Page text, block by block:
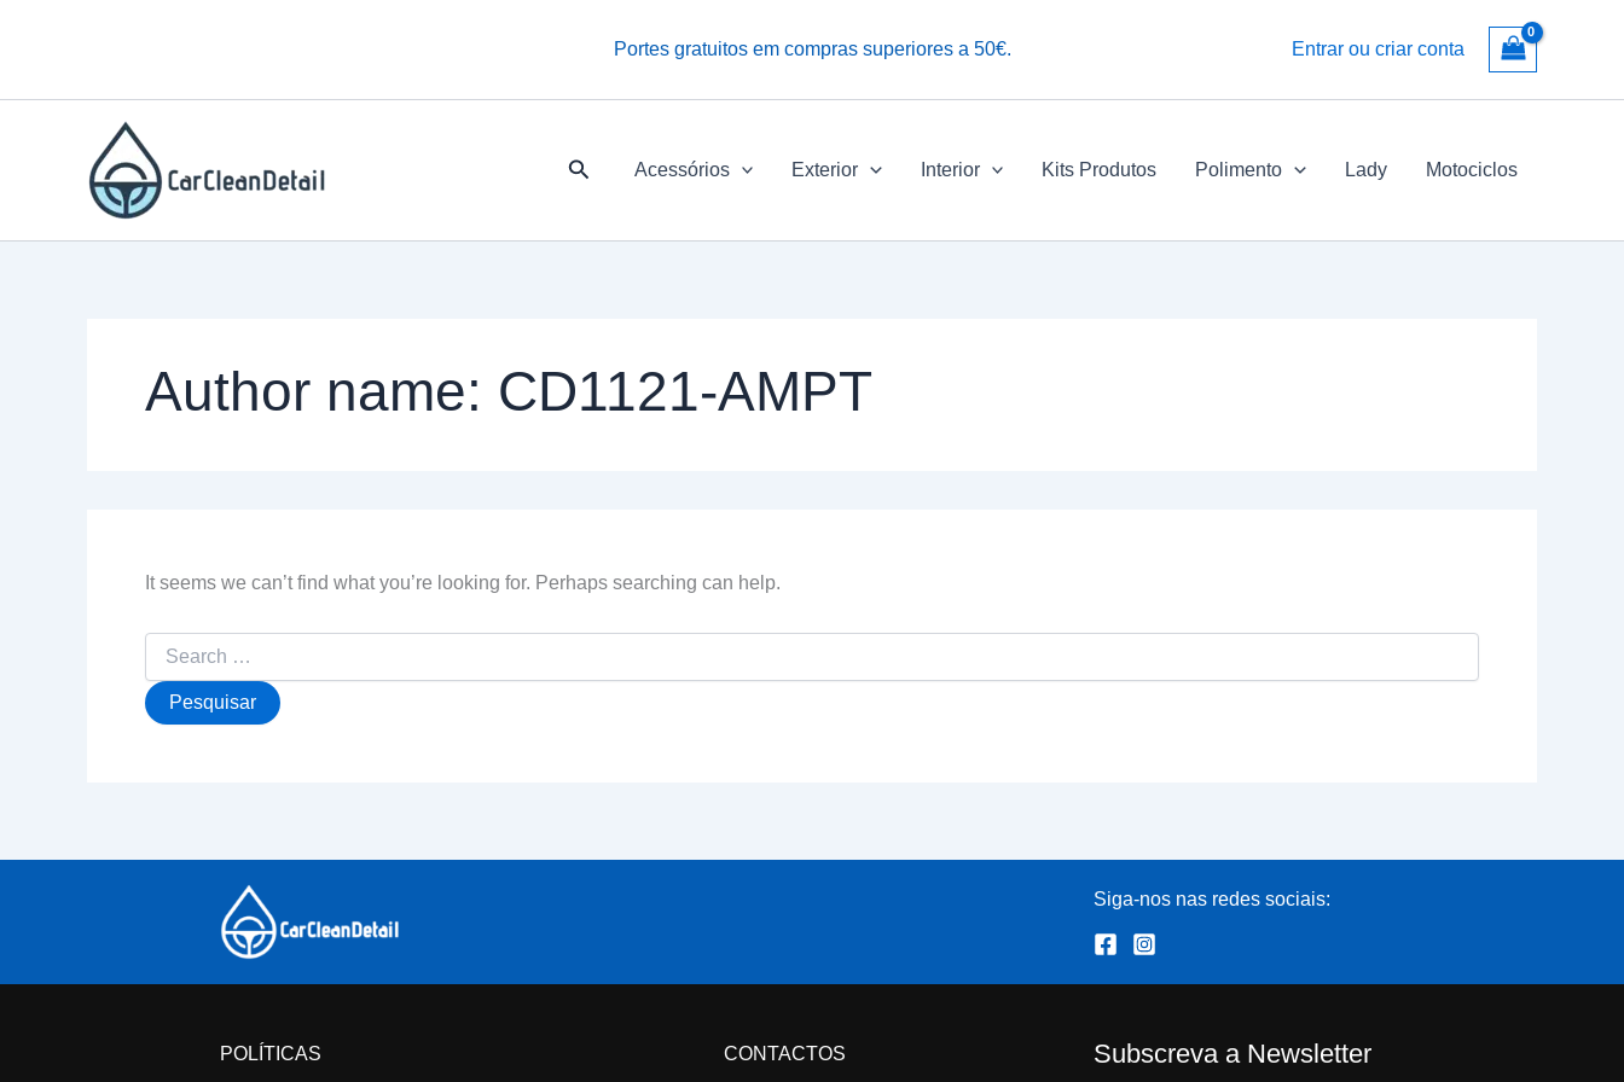
Portes gratuitos em compras superiores a 50€. Entrar ou criar conta
PesquisarAcessórios Exterior Interior Kits Produtos Polimento Lady Motociclos
Author name: CD1121-AMPT
It seems we can’t find what you’re looking for. Perhaps searching can help.
por:
Siga-nos nas redes sociais:
POLÍTICAS CONTACTOS Subscreva a Newsletter